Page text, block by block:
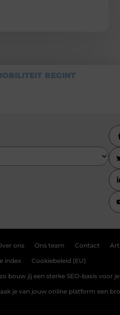
BEGINT
ons Ons team Contact
index Cookiebeleid (EU)
bouw jij een sterke SEO-basis voor
je van jouw online platform een